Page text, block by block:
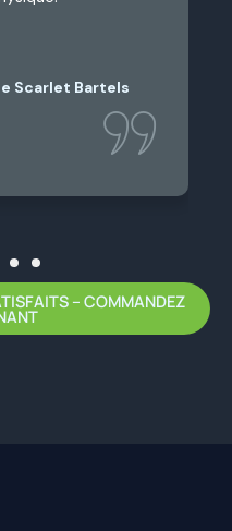
Scarlet Bartels
– COMMANDEZ